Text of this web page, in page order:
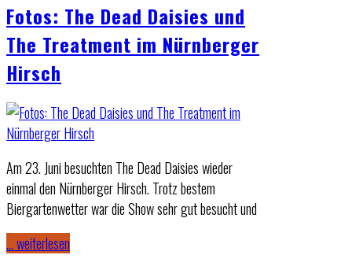
Fotos: The Dead Daisies und
The Treatment im Nürnberger
Hirsch
Am 23. Juni besuchten The Dead Daisies wieder
einmal den Nürnberger Hirsch. Trotz bestem
Biergartenwetter war die Show sehr gut besucht und
… weiterlesen